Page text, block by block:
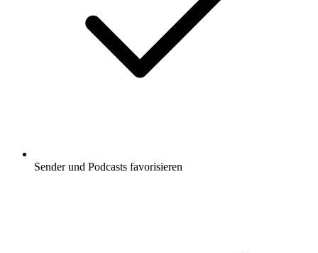
Sender und Podcasts favorisieren